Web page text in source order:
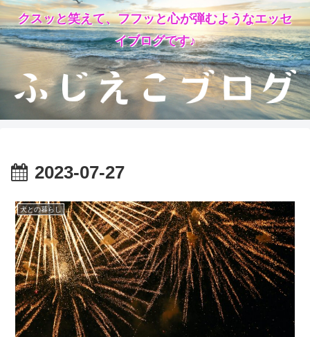
クスッと笑えて、フフッと心が弾むようなエッセ
イブログです♪
2023-07-27
犬との暮らし